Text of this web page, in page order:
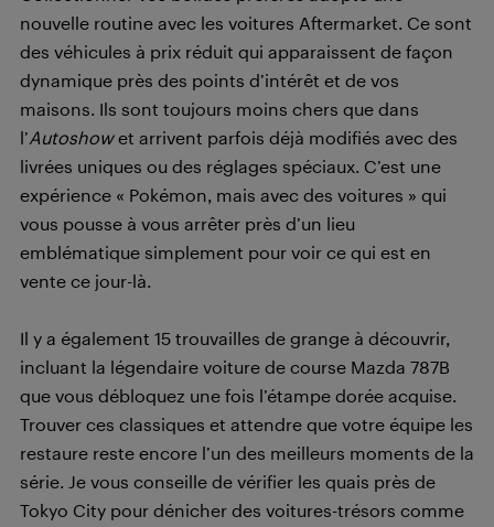
nouvelle routine avec les voitures Aftermarket. Ce sont
des véhicules à prix réduit qui apparaissent de façon
dynamique près des points d’intérêt et de vos
maisons. Ils sont toujours moins chers que dans
l’Autoshowet arrivent parfois déjà modifiés avec des
livrées uniques ou des réglages spéciaux. C’est une
expérience « Pokémon, mais avec des voitures » qui
vous pousse à vous arrêter près d’un lieu
emblématique simplement pour voir ce qui est en
vente ce jour-là.
Il y a également 15 trouvailles de grange à découvrir,
incluant la légendaire voiture de course Mazda 787B
que vous débloquez une fois l’étampe dorée acquise.
Trouver ces classiques et attendre que votre équipe les
restaure reste encore l’un des meilleurs moments de la
série. Je vous conseille de vérifier les quais près de
Tokyo City pour dénicher des voitures-trésors comme